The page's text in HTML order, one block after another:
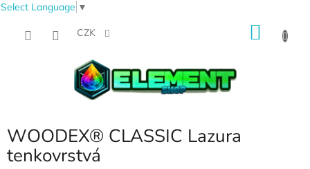
Select Language ▼
CZK
WOODEX® CLASSIC Lazura
tenkovrstvá